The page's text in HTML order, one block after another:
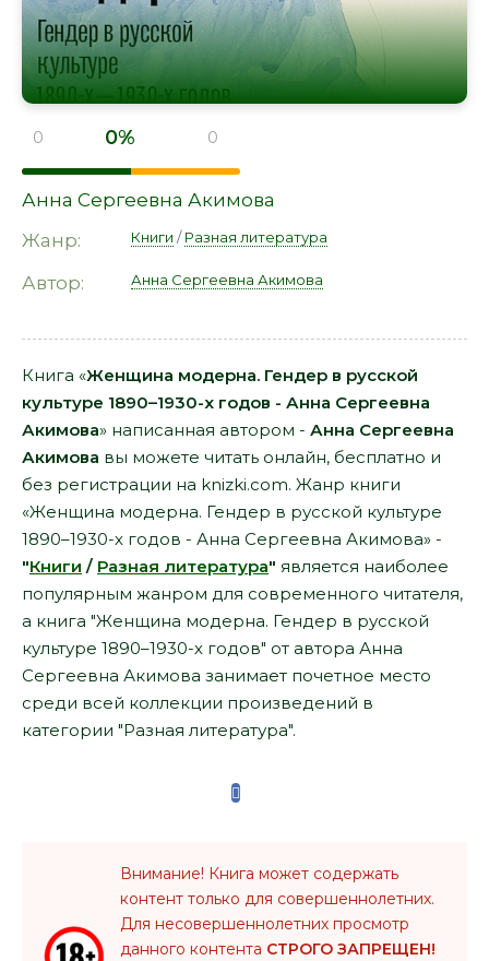
0 0% 0
Анна Сергеевна Акимова
Жанр:
Книги /Разная литература
Автор: Анна Сергеевна Акимова
Книга «Женщина модерна. Гендер в русской
культуре 1890–1930-х годов - Анна Сергеевна
Акимова» написанная автором - Анна Сергеевна
Акимова вы можете читать онлайн, бесплатно и
без регистрации на knizki.com. Жанр книги
«Женщина модерна. Гендер в русской культуре
1890–1930-х годов - Анна Сергеевна Акимова» -
"Книги / Разная литература" является наиболее
популярным жанром для современного читателя,
а книга "Женщина модерна. Гендер в русской
культуре 1890–1930-х годов" от автора Анна
Сергеевна Акимова занимает почетное место
среди всей коллекции произведений в
категории "Разная литература".
Внимание! Книга может содержать
контент только для совершеннолетних.
Для несовершеннолетних просмотр
данного контента СТРОГО ЗАПРЕЩЕН!